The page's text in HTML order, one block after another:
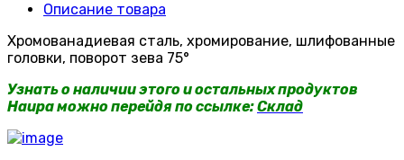
Описание товара
Хромованадиевая сталь, хромирование, шлифованные
головки, поворот зева 75°
Узнать о наличии этого и остальных продуктов
Haupa можно перейдя по ссылке:Склад